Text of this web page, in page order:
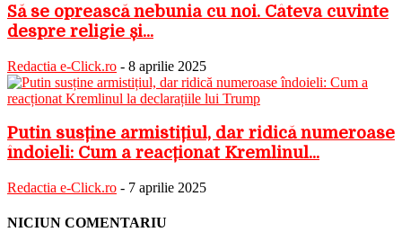
Să se oprească nebunia cu noi. Câteva cuvinte
despre religie și...
Redactia e-Click.ro - 8 aprilie 2025
Putin susține armistițiul, dar ridică numeroase
îndoieli: Cum a reacționat Kremlinul...
Redactia e-Click.ro - 7 aprilie 2025
NICIUN COMENTARIU